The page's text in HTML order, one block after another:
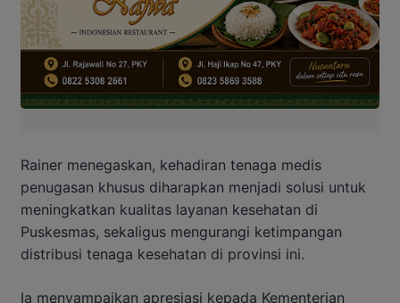
Rainer menegaskan, kehadiran tenaga medis
penugasan khusus diharapkan menjadi solusi untuk
meningkatkan kualitas layanan kesehatan di
Puskesmas, sekaligus mengurangi ketimpangan
distribusi tenaga kesehatan di provinsi ini.
Ia menyampaikan apresiasi kepada Kementerian